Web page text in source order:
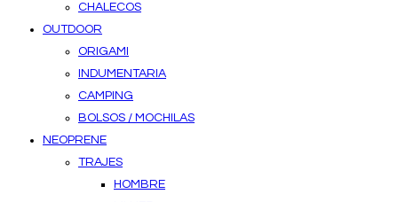
CHALECOS
OUTDOOR
ORIGAMI
INDUMENTARIA
CAMPING
BOLSOS / MOCHILAS
NEOPRENE
TRAJES
HOMBRE